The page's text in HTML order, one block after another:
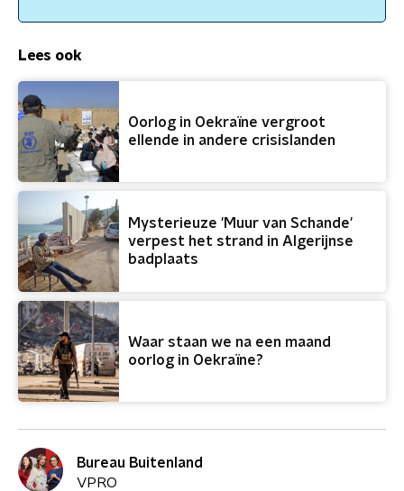
Lees ook
Oorlog in Oekraïne vergroot
ellende in andere crisislanden
Mysterieuze 'Muur van Schande'
verpest het strand in Algerijnse
badplaats
Waar staan we na een maand
oorlog in Oekraïne?
Bureau Buitenland
VPRO